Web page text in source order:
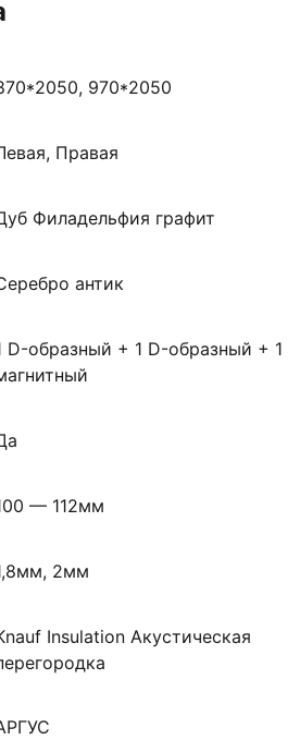
970*2050
Правая
Филадельфия графит
антик
D-образный + 1 D-образный + 1
— 112мм
2мм
Insulation Акустическая